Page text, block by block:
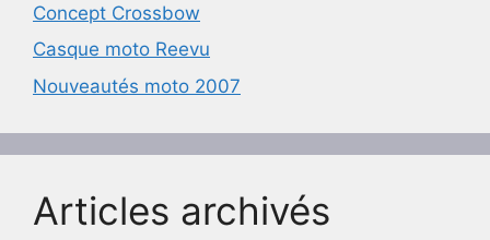
Concept Crossbow
Casque moto Reevu
Nouveautés moto 2007
Articles archivés